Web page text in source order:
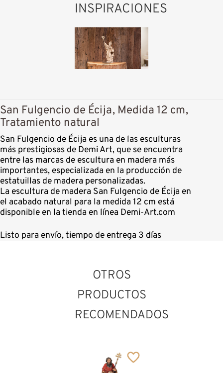
INSPIRACIONES
San Fulgencio de Écija, Medida 12 cm,
Tratamiento natural
San Fulgencio de Écija es una de las esculturas
más prestigiosas de Demi Art, que se encuentra
entre las marcas de escultura en madera más
importantes, especializada en la producción de
estatuillas de madera personalizadas.
La escultura de madera San Fulgencio de Écija en
el acabado natural para la medida 12 cm está
disponible en la tienda en línea Demi-Art.com
Listo para envío, tiempo de entrega 3 días
OTROS
PRODUCTOS
RECOMENDADOS